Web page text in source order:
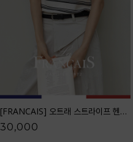
[FRANCAIS] 오트래 스트라이프 헨리넥 반팔티셔츠_F6H528TS
30,000